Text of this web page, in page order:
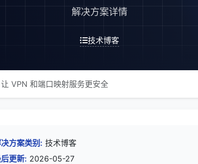
解决方案详情
技术博客
VPN 和端口映射服务更安全
方案类别: 技术博客
更新: 2026-05-27